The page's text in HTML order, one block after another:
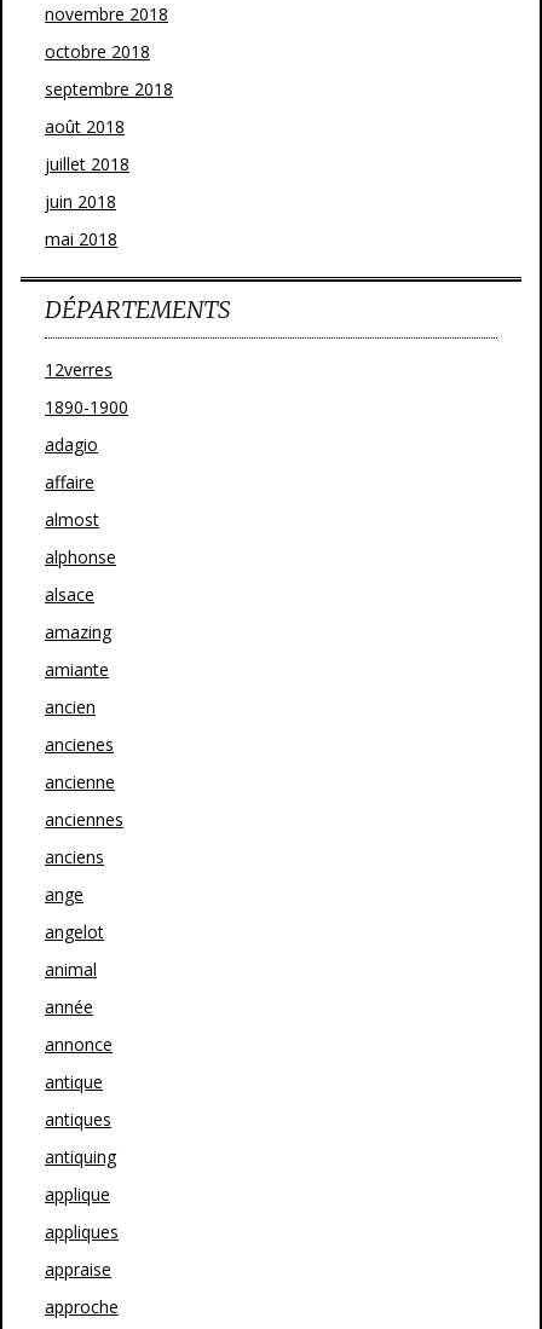
novembre 2018
octobre 2018
septembre 2018
août 2018
juillet 2018
juin 2018
mai 2018
DÉPARTEMENTS
12verres
1890-1900
adagio
affaire
almost
alphonse
alsace
amazing
amiante
ancien
ancienes
ancienne
anciennes
anciens
ange
angelot
animal
année
annonce
antique
antiques
antiquing
applique
appliques
appraise
approche